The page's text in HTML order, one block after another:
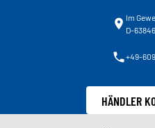
Im
D-
+49-
HÄNDLER